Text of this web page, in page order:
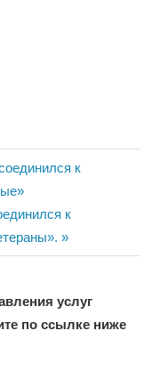
к
к
услуг
по ссылке ниже